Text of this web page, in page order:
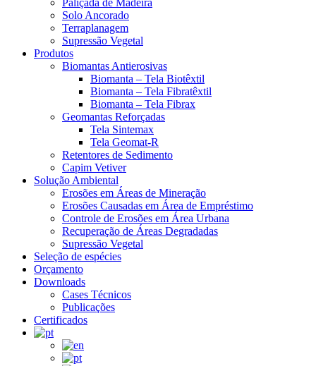
Paliçada de Madeira
Solo Ancorado
Terraplanagem
Supressão Vegetal
Produtos
Biomantas Antierosivas
Biomanta – Tela Biotêxtil
Biomanta – Tela Fibratêxtil
Biomanta – Tela Fibrax
Geomantas Reforçadas
Tela Sintemax
Tela Geomat-R
Retentores de Sedimento
Capim Vetiver
Solução Ambiental
Erosões em Áreas de Mineração
Erosões Causadas em Área de Empréstimo
Controle de Erosões em Área Urbana
Recuperação de Áreas Degradadas
Supressão Vegetal
Seleção de espécies
Orçamento
Downloads
Cases Técnicos
Publicações
Certificados